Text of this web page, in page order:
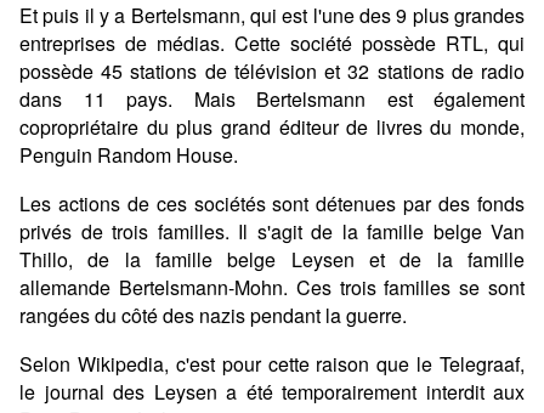
Et puis il y a Bertelsmann, qui est l'une des 9 plus grandes
entreprises de médias. Cette société possède RTL, qui
possède 45 stations de télévision et 32 stations de radio
dans 11 pays. Mais Bertelsmann est également
copropriétaire du plus grand éditeur de livres du monde,
Penguin Random House.
Les actions de ces sociétés sont détenues par des fonds
privés de trois familles. Il s'agit de la famille belge Van
Thillo, de la famille belge Leysen et de la famille
allemande Bertelsmann-Mohn. Ces trois familles se sont
rangées du côté des nazis pendant la guerre.
Selon Wikipedia, c'est pour cette raison que le Telegraaf,
le journal des Leysen a été temporairement interdit aux